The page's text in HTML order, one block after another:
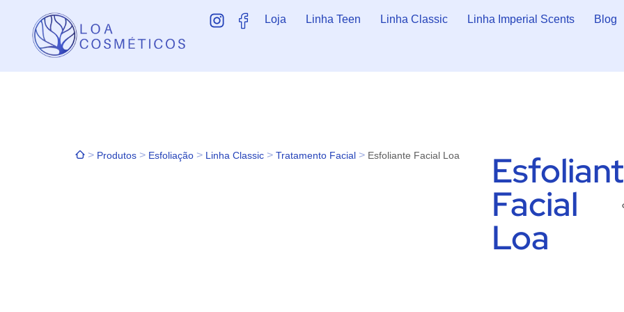
Loja Linha Teen Linha Classic Linha Imperial Scents Blog
> Produtos > Esfoliação > Linha Classic > Tratamento Facial > Esfoliante Facial Loa
Facial
Loa